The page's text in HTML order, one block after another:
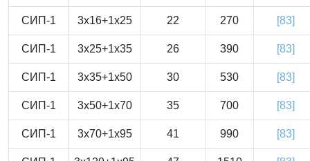
СИП-1 3x16+1x25 22 270 [83]
СИП-1 3x25+1x35 26 390 [83]
СИП-1 3x35+1x50 30 530 [83]
СИП-1 3x50+1x70 35 700 [83]
СИП-1 3x70+1x95 41 990 [83]